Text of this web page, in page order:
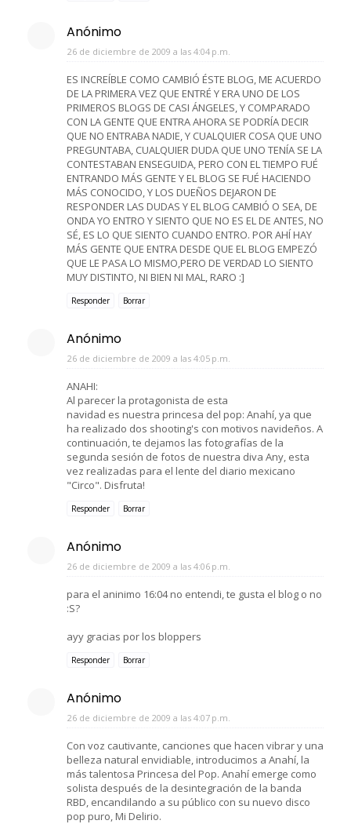
Anónimo
26 de diciembre de 2009 a las 4:04 p.m.
ES INCREÍBLE COMO CAMBIÓ ÉSTE BLOG, ME ACUERDO
DE LA PRIMERA VEZ QUE ENTRÉ Y ERA UNO DE LOS
PRIMEROS BLOGS DE CASI ÁNGELES, Y COMPARADO
CON LA GENTE QUE ENTRA AHORA SE PODRÍA DECIR
QUE NO ENTRABA NADIE, Y CUALQUIER COSA QUE UNO
PREGUNTABA, CUALQUIER DUDA QUE UNO TENÍA SE LA
CONTESTABAN ENSEGUIDA, PERO CON EL TIEMPO FUÉ
ENTRANDO MÁS GENTE Y EL BLOG SE FUÉ HACIENDO
MÁS CONOCIDO, Y LOS DUEÑOS DEJARON DE
RESPONDER LAS DUDAS Y EL BLOG CAMBIÓ O SEA, DE
ONDA YO ENTRO Y SIENTO QUE NO ES EL DE ANTES, NO
SÉ, ES LO QUE SIENTO CUANDO ENTRO. POR AHÍ HAY
MÁS GENTE QUE ENTRA DESDE QUE EL BLOG EMPEZÓ
QUE LE PASA LO MISMO,PERO DE VERDAD LO SIENTO
MUY DISTINTO, NI BIEN NI MAL, RARO :]
Responder Borrar
Anónimo
26 de diciembre de 2009 a las 4:05 p.m.
ANAHI:
Al parecer la protagonista de esta
navidad es nuestra princesa del pop: Anahí, ya que
ha realizado dos shooting's con motivos navideños. A
continuación, te dejamos las fotografías de la
segunda sesión de fotos de nuestra diva Any, esta
vez realizadas para el lente del diario mexicano
"Circo". Disfruta!
Responder Borrar
Anónimo
26 de diciembre de 2009 a las 4:06 p.m.
para el aninimo 16:04 no entendi, te gusta el blog o no
:S?
ayy gracias por los bloppers
Responder Borrar
Anónimo
26 de diciembre de 2009 a las 4:07 p.m.
Con voz cautivante, canciones que hacen vibrar y una
belleza natural envidiable, introducimos a Anahí, la
más talentosa Princesa del Pop. Anahí emerge como
solista después de la desintegración de la banda
RBD, encandilando a su público con su nuevo disco
pop puro, Mi Delirio.